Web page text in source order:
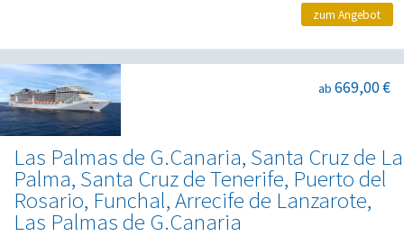
zum Angebot
Las Palmas de G.Canaria, Santa Cruz de La
Palma, Santa Cruz de Tenerife, Puerto del
Rosario, Funchal, Arrecife de Lanzarote,
Las Palmas de G.Canaria
ab 669,00 €